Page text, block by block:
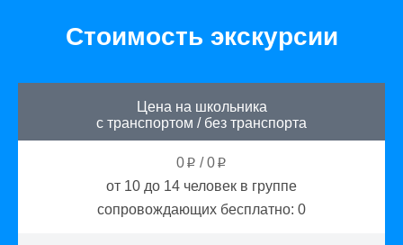
Стоимость экскурсии
Цена на школьника
с транспортом / без транспорта
0 p /0 p
от 10 до 14 человек в группе
сопровождающих бесплатно: 0